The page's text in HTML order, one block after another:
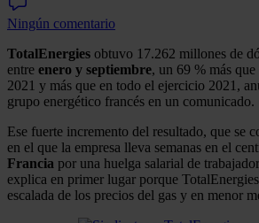
Ningún comentario
TotalEnergies obtuvo 17.262 millones de
entre enero y septiembre, un 69 % más
2021 y más que en todo el ejercicio 2021,
grupo energético francés en un comunicado.
Ese fuerte incremento del resultado, que se
en el que la empresa lleva semanas en el
Francia por una huelga salarial de
explica en primer lugar porque
escalada de los precios del gas y en menor